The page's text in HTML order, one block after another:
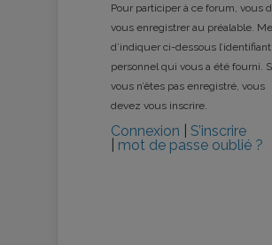
Pour participer à ce forum, vous
vous enregistrer au préalable.
d’indiquer ci-dessous l’identifiant
personnel qui vous a été fourni.
vous n’êtes pas enregistré, vous
devez vous inscrire.
Connexion
S’inscrire
mot de passe oublié ?